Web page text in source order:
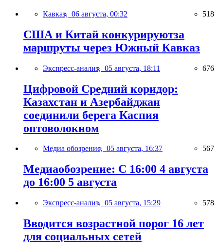
Кавказ, 06 августа, 00:32 518
США и Китай конкурируютза
маршруты через Южный Кавказ
Экспресс-анализ, 05 августа, 18:11 676
Цифровой Средний коридор:
Казахстан и Азербайджан
соединили берега Каспия
оптоволокном
Медиа обозрение, 05 августа, 16:37 567
Медиаобозрение: С 16:00 4 августа
до 16:00 5 августа
Экспресс-анализ, 05 августа, 15:29 578
Вводится возрастной порог 16 лет
для социальных сетей